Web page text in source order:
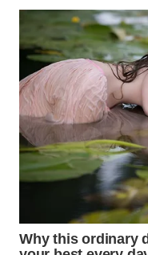
WN
TAPANULI
SELATAN
WN
TANJUNG
LESUNG
WN